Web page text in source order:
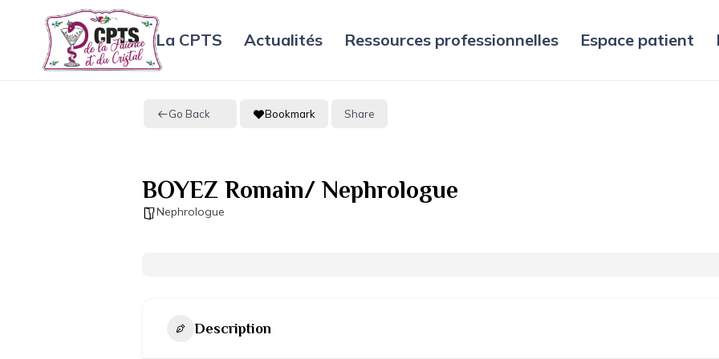
La CPTS Actualités Ressources professionnelles Espace patient
Go Back Bookmark Share
BOYEZ Romain/ Nephrologue
Nephrologue
Description